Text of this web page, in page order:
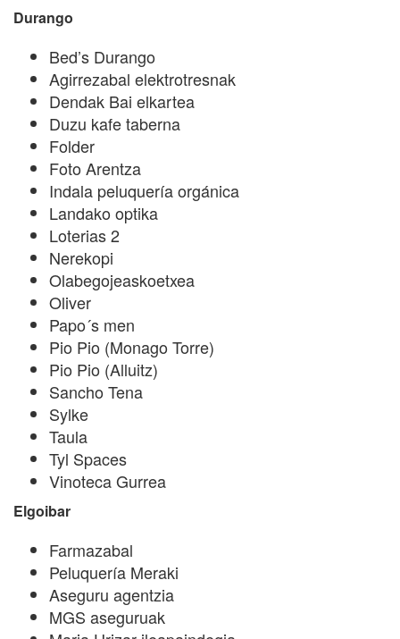
Durango
Bed’s Durango
Agirrezabal elektrotresnak
Dendak Bai elkartea
Duzu kafe taberna
Folder
Foto Arentza
Indala peluquería orgánica
Landako optika
Loterias 2
Nerekopi
Olabegojeaskoetxea
Oliver
Papo´s men
Pio Pio (Monago Torre)
Pio Pio (Alluitz)
Sancho Tena
Sylke
Taula
Tyl Spaces
Vinoteca Gurrea
Elgoibar
Farmazabal
Peluquería Meraki
Aseguru agentzia
MGS aseguruak